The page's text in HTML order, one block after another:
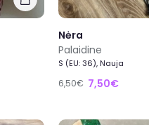
Nėra
Palaidine
S (EU: 36), Nauja
6,50€ 7,50€